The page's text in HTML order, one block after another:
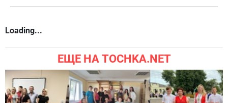
Loading...
ЕЩЕ НА TOCHKA.NET